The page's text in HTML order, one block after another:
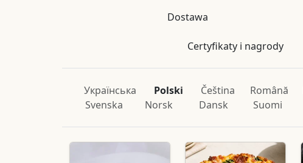
Dostawa
Certyfikaty i nagrody
Українська Polski Čeština Română
Svenska
Norsk Dansk Suomi